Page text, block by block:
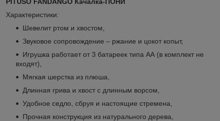
Характеристики:
Шевелит ртом и хвостом,
Звуковое сопровождение – ржание и цокот копыт,
Игрушка работает от 3 батареек типа АА (в комплект не
входят),
Мягкая шерстка из плюша,
Длинная грива и хвост с длинным ворсом,
Удобное седло, сбруя и настоящие стремена,
Прочная конструкция из натурального дерева,